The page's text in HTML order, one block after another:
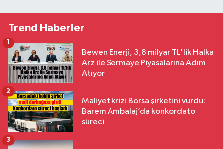
Trend Haberler
Bewen Enerji, 3,8 milyar TL'lik Halka
Arz ile Sermaye Piyasalarına Adım
Atıyor
1
Maliyet krizi Borsa şirketini vurdu:
Barem Ambalaj’da konkordato
süreci
2
3